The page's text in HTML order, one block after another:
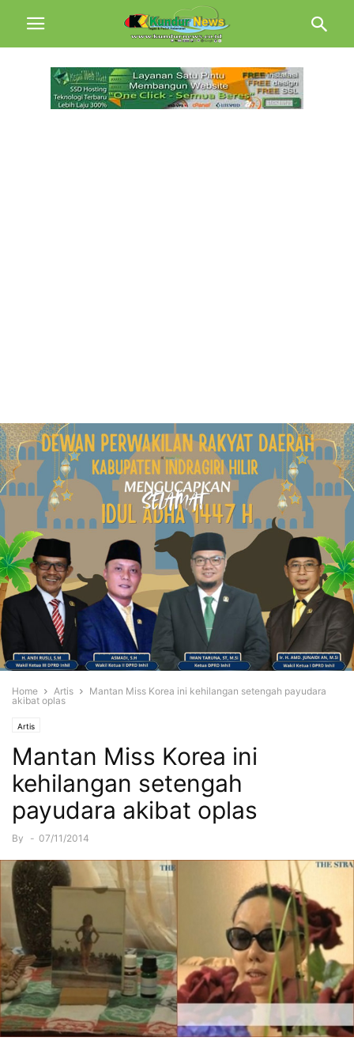
Home Artis
Mantan Miss Korea ini kehilangan setengah payudara
akibat oplas
Artis
Mantan Miss Korea ini
kehilangan setengah
payudara akibat oplas
By - 07/11/2014